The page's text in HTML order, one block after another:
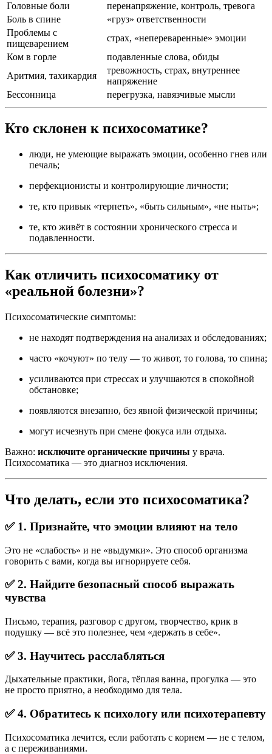
Головные боли
перенапряжение, контроль, тревога
Боль в спине
«груз» ответственности
Проблемы с
пищеварением
страх, «непереваренные» эмоции
Ком в горле
подавленные слова, обиды
Аритмия, тахикардия
тревожность, страх, внутреннее
напряжение
Бессонница
перегрузка, навязчивые мысли
Кто склонен к психосоматике?
люди, не умеющие выражать эмоции, особенно гнев или
печаль;
перфекционисты и контролирующие личности;
те, кто привык «терпеть», «быть сильным», «не ныть»;
те, кто живёт в состоянии хронического стресса и
подавленности.
Как отличить психосоматику от
«реальной болезни»?
Психосоматические симптомы:
не находят подтверждения на анализах и обследованиях;
часто «кочуют» по телу — то живот, то голова, то спина;
усиливаются при стрессах и улучшаются в спокойной
обстановке;
появляются внезапно, без явной физической причины;
могут исчезнуть при смене фокуса или отдыха.
Важно: исключите органические причины у врача.
Психосоматика — это диагноз исключения.
Что делать, если это психосоматика?
✅ 1. Признайте, что эмоции влияют на тело
Это не «слабость» и не «выдумки». Это способ организма
говорить с вами, когда вы игнорируете себя.
✅ 2. Найдите безопасный способ выражать
чувства
Письмо, терапия, разговор с другом, творчество, крик в
подушку — всё это полезнее, чем «держать в себе».
✅ 3. Научитесь расслабляться
Дыхательные практики, йога, тёплая ванна, прогулка — это
не просто приятно, а необходимо для тела.
✅ 4. Обратитесь к психологу или психотерапевту
Психосоматика лечится, если работать с корнем — не с телом,
а с переживаниями.